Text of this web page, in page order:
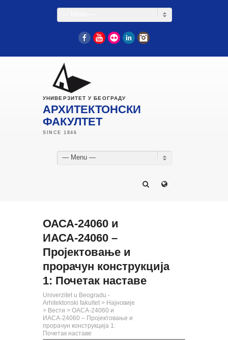
FacebookYouTube
Flickr LinkedIn
УНИВЕРЗИТЕТ У БЕОГРАДУ
АРХИТЕКТОНСКИ
ФАКУЛТЕТ
— Menu —
ОАСА-24060 и
ИАСА-24060 –
Пројектовање и
прорачун конструкција
1: Почетак наставе
Univerzitet u Beogradu -
Arhitektonski fakultet > Најновије
> Вести > ОАСА-24060 и
ИАСА-24060 – Пројектовање и
прорачун конструкција 1:
Почетак наставе